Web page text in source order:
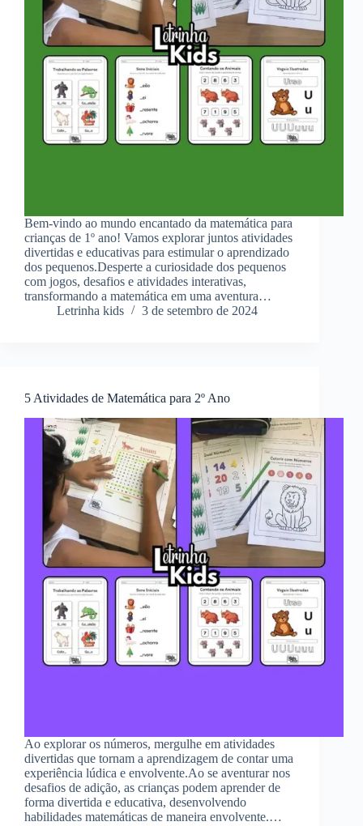
Bem-vindo ao mundo encantado da matemática para
crianças de 1º ano! Vamos explorar juntos atividades
divertidas e educativas para estimular o aprendizado
dos pequenos.Desperte a curiosidade dos pequenos
com jogos, desafios e atividades interativas,
transformando a matemática em uma aventura…
Letrinha kids
3 de setembro de 2024
5 Atividades de Matemática para 2º Ano
Ao explorar os números, mergulhe em atividades
divertidas que tornam a aprendizagem de contar uma
experiência lúdica e envolvente.Ao se aventurar nos
desafios de adição, as crianças podem aprender de
forma divertida e educativa, desenvolvendo
habilidades matemáticas de maneira envolvente.…